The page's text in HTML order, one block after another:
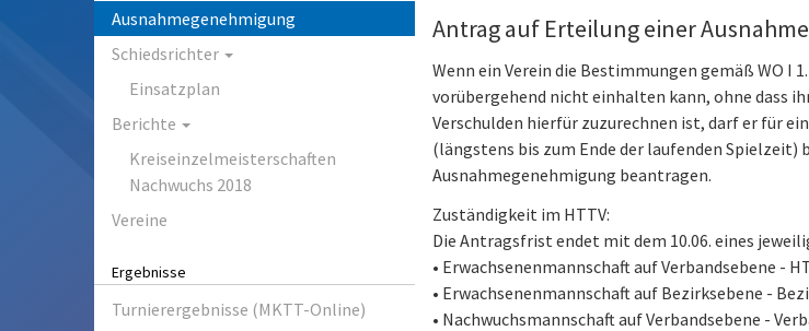
Ausnahmegenehmigung
Schiedsrichter
Einsatzplan
Berichte
Kreiseinzelmeisterschaften
Nachwuchs 2018
Vereine
Ergebnisse
Turnierergebnisse (MKTT-Online)
Antrag auf Erteilung einer
Wenn ein Verein die Bestimmungen gemäß WO I
vorübergehend nicht einhalten kann, ohne dass
Verschulden hierfür zuzurechnen ist, darf er für
(längstens bis zum Ende der laufenden Spielzeit)
Ausnahmegenehmigung beantragen.
Zuständigkeit im HTTV:
Die Antragsfrist endet mit dem 10.06. eines
• Erwachsenenmannschaft auf Verbandsebene -
• Erwachsenenmannschaft auf Bezirksebene -
• Nachwuchsmannschaft auf Verbandsebene -